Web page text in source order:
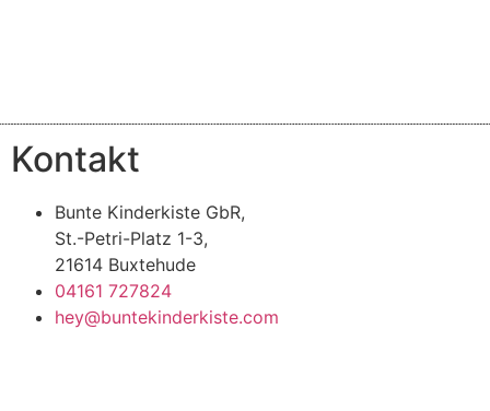
Kontakt
Bunte Kinderkiste GbR,
St.-Petri-Platz 1-3,
21614 Buxtehude
04161 727824
hey@buntekinderkiste.com